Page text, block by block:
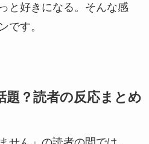
と好きになる。そんな感
です。
題？読者の反応まとめ